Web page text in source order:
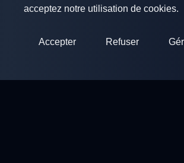
acceptez notre utilisation de cookies.
Accepter Refuser